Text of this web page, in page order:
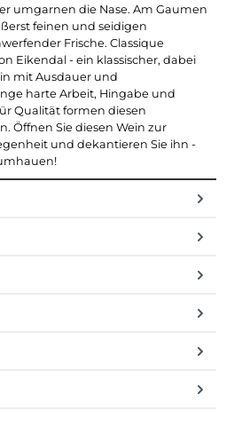
umgarnen die Nase. Am Gaumen
feinen und seidigen
Frische. Classique
Eikendal - ein klassischer, dabei
mit Ausdauer und
harte Arbeit, Hingabe und
Qualität formen diesen
Öffnen Sie diesen Wein zur
und dekantieren Sie ihn -